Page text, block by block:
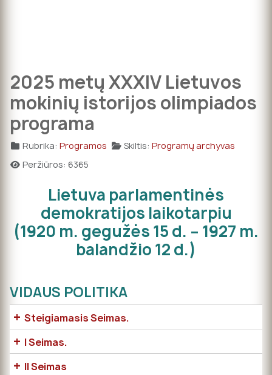
2025 metų XXXIV Lietuvos
mokinių istorijos olimpiados
programa
Rubrika: Programos Skiltis: Programų archyvas
Peržiūros: 6365
Lietuva parlamentinės
demokratijos laikotarpiu
(1920 m. gegužės 15 d. – 1927 m.
balandžio 12 d.)
VIDAUS POLITIKA
+ Steigiamasis Seimas.
+ I Seimas.
+ II Seimas